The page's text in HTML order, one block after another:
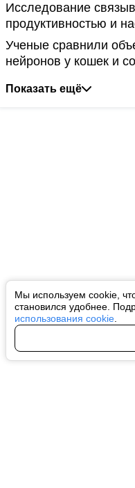
Мы используем cookie,
становился удобнее.
использования cookie
Исследование
продуктивностью и
Ученые сравнили
нейронов у кошек и
Показать ещё